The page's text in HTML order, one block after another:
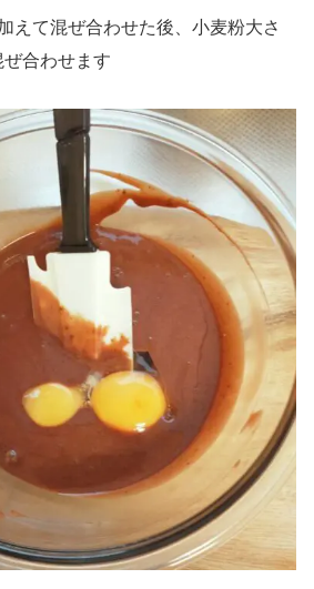
えて混ぜ合わせた後、小麦粉大さ
合わせます